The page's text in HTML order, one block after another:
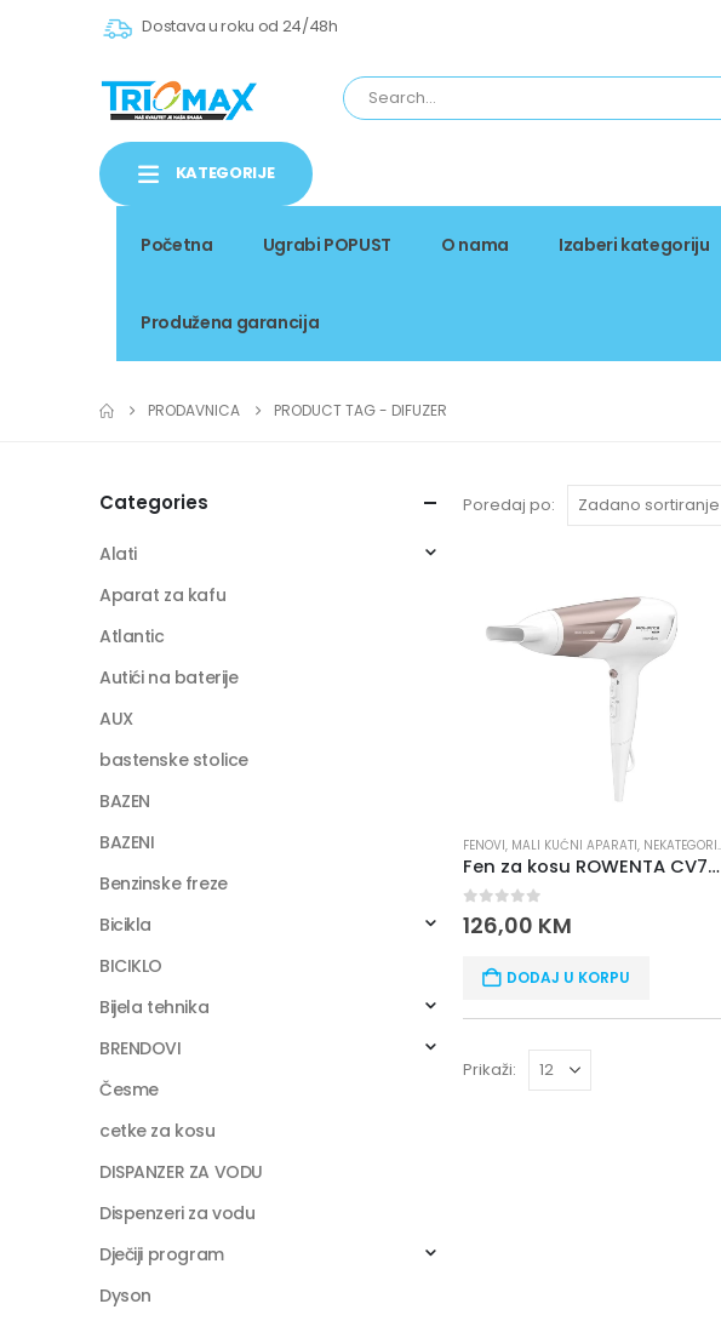
Dostava u roku od 24/48h
KATEGORIJE
Početna Ugrabi POPUST O nama Izaberi kategoriju
Produžena garancija
PRODAVNICA PRODUCT TAG - DIFUZER
Poredaj po:
FENOVI, MALI KUĆNI APARATI, NEKATEGORISANO
Fen za kosu ROWENTA CV7461FO
0out of 5
126,00 KM
DODAJ U KORPU
Prikaži:
Categories
Alati
Aparat za kafu
Atlantic
Autići na baterije
AUX
bastenske stolice
BAZEN
BAZENI
Benzinske freze
Bicikla
BICIKLO
Bijela tehnika
BRENDOVI
Česme
cetke za kosu
DISPANZER ZA VODU
Dispenzeri za vodu
Dječiji program
Dyson